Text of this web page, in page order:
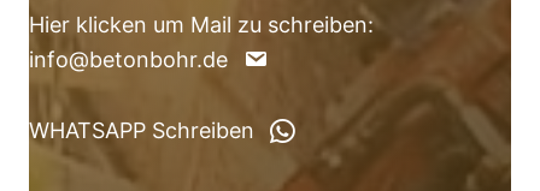
Hier klicken um Mail zu schreiben:
info@betonbohr.de
WHATSAPP Schreiben